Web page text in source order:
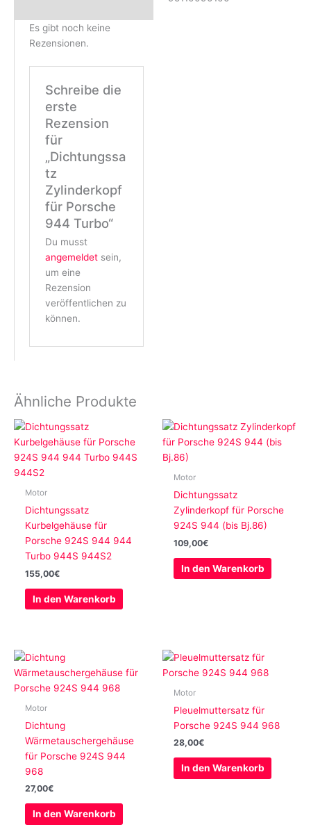
Es gibt noch keine
Rezensionen.
Schreibe die
erste
Rezension
für
„Dichtungssa
tz
Zylinderkopf
für Porsche
944 Turbo“
Du musst
angemeldet sein,
um eine
Rezension
veröffentlichen zu
können.
Ähnliche Produkte
Motor
Dichtungssatz
Kurbelgehäuse für
Porsche 924S 944 944
Turbo 944S 944S2
155,00€
In den Warenkorb
Motor
Dichtungssatz
Zylinderkopf für Porsche
924S 944 (bis Bj.86)
109,00€
In den Warenkorb
Motor
Dichtung
Wärmetauschergehäuse
für Porsche 924S 944
968
27,00€
In den Warenkorb
Motor
Pleuelmuttersatz für
Porsche 924S 944 968
28,00€
In den Warenkorb